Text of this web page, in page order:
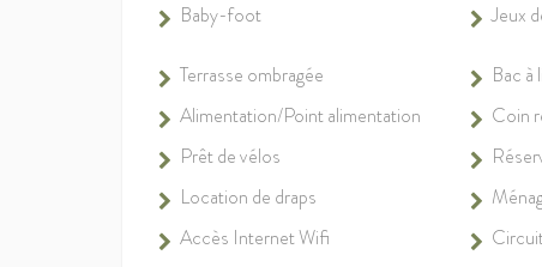
Baby-foot
Jeux
Terrasse ombragée
Bac à
Alimentation/Point alimentation
Coin
Prêt de vélos
Location de draps
Accès Internet Wifi